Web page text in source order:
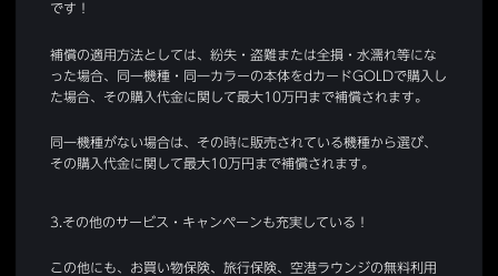
です！
補償の適用方法としては、紛失・盗難または全損・水濡れ等にな
った場合、同一機種・同一カラーの本体をdカードGOLDで購入し
た場合、その購入代金に関して最大10万円まで補償されます。
同一機種がない場合は、その時に販売されている機種から選び、
その購入代金に関して最大10万円まで補償されます。
3.その他のサービス・キャンペーンも充実している！
この他にも、お買い物保険、旅行保険、空港ラウンジの無料利用